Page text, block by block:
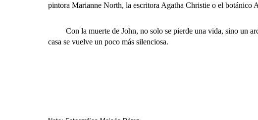
pintora Marianne North, la escritora Agatha Christie o el botánico
Con la muerte de John, no solo se pierde una vida, sino un
casa se vuelve un poco más silenciosa.
– – – – – –